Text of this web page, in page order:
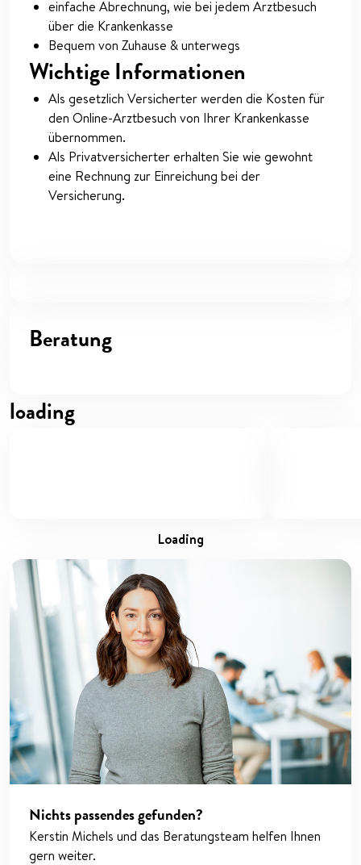
einfache Abrechnung, wie bei jedem Arztbesuch
über die Krankenkasse
Bequem von Zuhause & unterwegs
Wichtige Informationen
Als gesetzlich Versicherter werden die Kosten für
den Online-Arztbesuch von Ihrer Krankenkasse
übernommen.
Als Privatversicherter erhalten Sie wie gewohnt
eine Rechnung zur Einreichung bei der
Versicherung.
Beratung
loading
loading
Nichts passendes gefunden?
Kerstin Michels und das Beratungsteam helfen Ihnen
gern weiter.